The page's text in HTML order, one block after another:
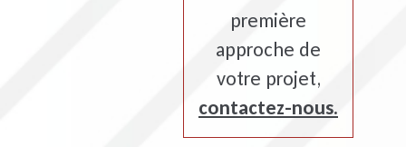
première
approche de
votre projet,
contactez-nous.